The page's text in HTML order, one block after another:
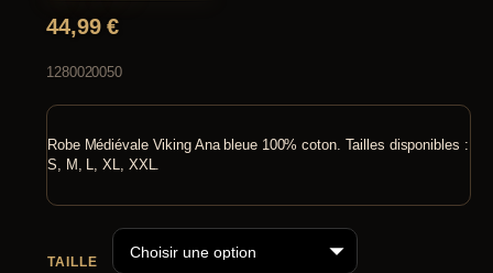
44,99€
1280020050
Robe Médiévale Viking Ana bleue 100% coton. Tailles disponibles :
S, M, L, XL, XXL.
TAILLE